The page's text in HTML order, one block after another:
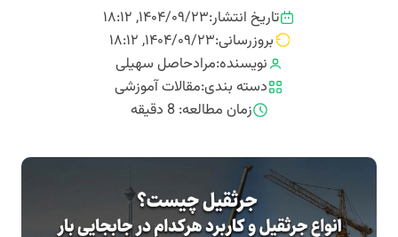
تاریخ انتشار:۱۴۰۴/۰۹/۲۳, ۱۸:۱۲
بروزرسانی:۱۴۰۴/۰۹/۲۳, ۱۸:۱۲
نویسنده:مرادحاصل سهیلی
دسته بندی:مقالات آموزشی
زمان مطالعه:8 دقیقه